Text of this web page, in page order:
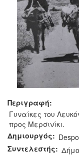
Περιγραφή:
Γυναίκες του
προς Μερσινίκι.
Δημιουργός:
Συντελεστής: